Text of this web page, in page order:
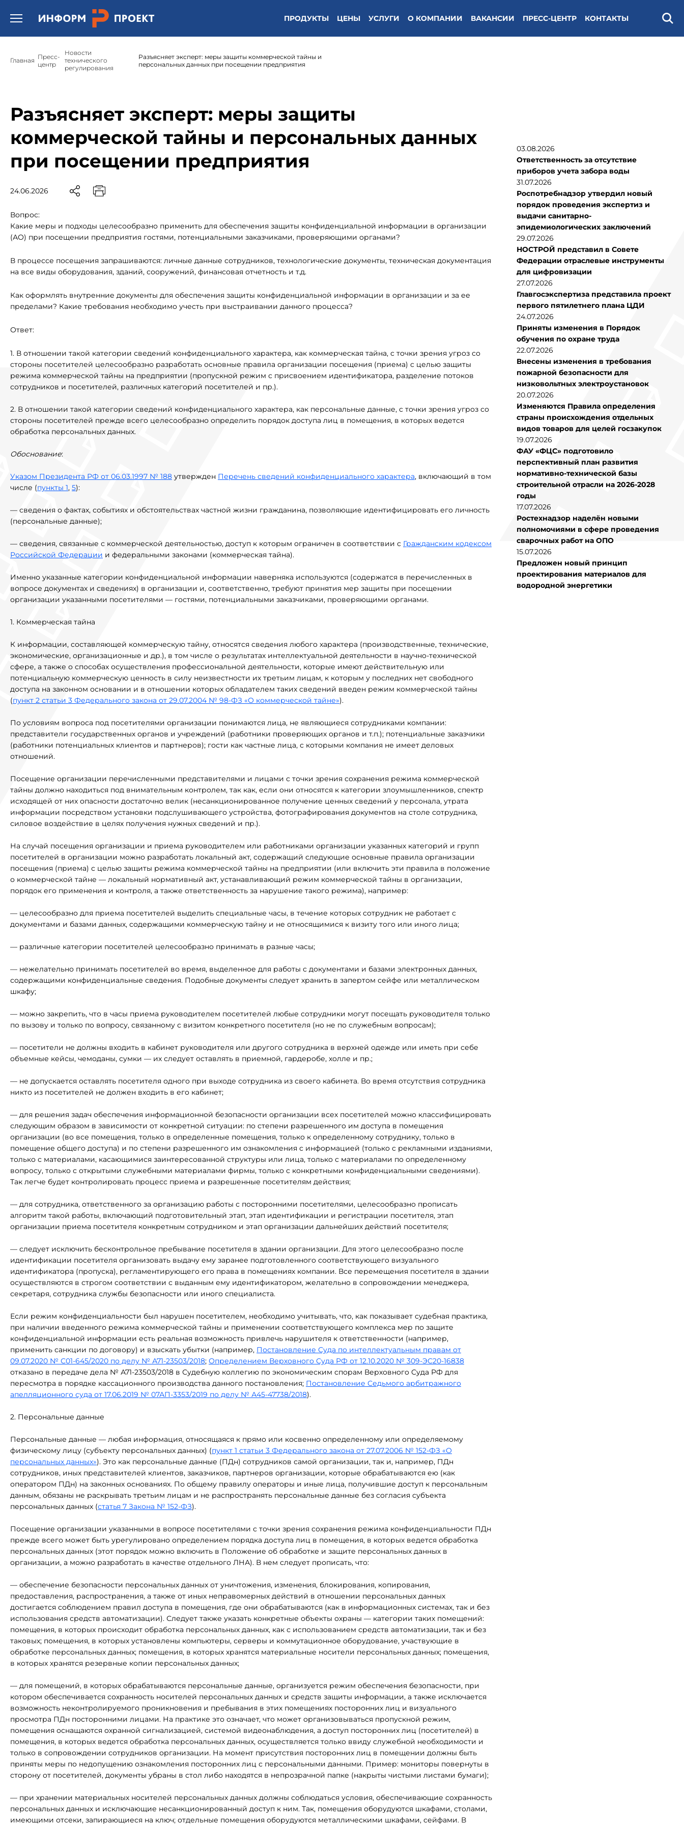
Открыть бургер меню. ПРОДУКТЫ ЦЕНЫ УСЛУГИ О КОМПАНИИ ВАКАНСИИ ПРЕСС-ЦЕНТР КОНТАКТЫ
Главная Пресс-
центр
Новости
технического
регулирования
Разъясняет эксперт: меры защиты коммерческой тайны и
персональных данных при посещении предприятия
Разъясняет эксперт: меры защиты
коммерческой тайны и персональных данных
при посещении предприятия
24.06.2026
Вопрос:
Какие меры и подходы целесообразно применить для обеспечения защиты конфиденциальной информации в организации
(АО) при посещении предприятия гостями, потенциальными заказчиками, проверяющими органами?
В процессе посещения запрашиваются: личные данные сотрудников, технологические документы, техническая документация
на все виды оборудования, зданий, сооружений, финансовая отчетность и т.д.
Как оформлять внутренние документы для обеспечения защиты конфиденциальной информации в организации и за ее
пределами? Какие требования необходимо учесть при выстраивании данного процесса?
Ответ:
1. В отношении такой категории сведений конфиденциального характера, как коммерческая тайна, с точки зрения угроз со
стороны посетителей целесообразно разработать основные правила организации посещения (приема) с целью защиты
режима коммерческой тайны на предприятии (пропускной режим с присвоением идентификатора, разделение потоков
сотрудников и посетителей, различных категорий посетителей и пр.).
2. В отношении такой категории сведений конфиденциального характера, как персональные данные, с точки зрения угроз со
стороны посетителей прежде всего целесообразно определить порядок доступа лиц в помещения, в которых ведется
обработка персональных данных.
Обоснование:
Указом Президента РФ от 06.03.1997 № 188 утвержден Перечень сведений конфиденциального характера, включающий в том
числе (пункты 1, 5):
— сведения о фактах, событиях и обстоятельствах частной жизни гражданина, позволяющие идентифицировать его личность
(персональные данные);
— сведения, связанные с коммерческой деятельностью, доступ к которым ограничен в соответствии с Гражданским кодексом
Российской Федерации и федеральными законами (коммерческая тайна).
Именно указанные категории конфиденциальной информации наверняка используются (содержатся в перечисленных в
вопросе документах и сведениях) в организации и, соответственно, требуют принятия мер защиты при посещении
организации указанными посетителями — гостями, потенциальными заказчиками, проверяющими органами.
1. Коммерческая тайна
К информации, составляющей коммерческую тайну, относятся сведения любого характера (производственные, технические,
экономические, организационные и др.), в том числе о результатах интеллектуальной деятельности в научно-технической
сфере, а также о способах осуществления профессиональной деятельности, которые имеют действительную или
потенциальную коммерческую ценность в силу неизвестности их третьим лицам, к которым у последних нет свободного
доступа на законном основании и в отношении которых обладателем таких сведений введен режим коммерческой тайны
(пункт 2 статьи 3 Федерального закона от 29.07.2004 № 98-ФЗ «О коммерческой тайне»).
По условиям вопроса под посетителями организации понимаются лица, не являющиеся сотрудниками компании:
представители государственных органов и учреждений (работники проверяющих органов и т.п.); потенциальные заказчики
(работники потенциальных клиентов и партнеров); гости как частные лица, с которыми компания не имеет деловых
отношений.
Посещение организации перечисленными представителями и лицами с точки зрения сохранения режима коммерческой
тайны должно находиться под внимательным контролем, так как, если они относятся к категории злоумышленников, спектр
исходящей от них опасности достаточно велик (несанкционированное получение ценных сведений у персонала, утрата
информации посредством установки подслушивающего устройства, фотографирования документов на столе сотрудника,
силовое воздействие в целях получения нужных сведений и пр.).
На случай посещения организации и приема руководителем или работниками организации указанных категорий и групп
посетителей в организации можно разработать локальный акт, содержащий следующие основные правила организации
посещения (приема) с целью защиты режима коммерческой тайны на предприятии (или включить эти правила в положение
о коммерческой тайне — локальный нормативный акт, устанавливающий режим коммерческой тайны в организации,
порядок его применения и контроля, а также ответственность за нарушение такого режима), например:
— целесообразно для приема посетителей выделить специальные часы, в течение которых сотрудник не работает с
документами и базами данных, содержащими коммерческую тайну и не относящимися к визиту того или иного лица;
— различные категории посетителей целесообразно принимать в разные часы;
— нежелательно принимать посетителей во время, выделенное для работы с документами и базами электронных данных,
содержащими конфиденциальные сведения. Подобные документы следует хранить в запертом сейфе или металлическом
шкафу;
— можно закрепить, что в часы приема руководителем посетителей любые сотрудники могут посещать руководителя только
по вызову и только по вопросу, связанному с визитом конкретного посетителя (но не по служебным вопросам);
— посетители не должны входить в кабинет руководителя или другого сотрудника в верхней одежде или иметь при себе
объемные кейсы, чемоданы, сумки — их следует оставлять в приемной, гардеробе, холле и пр.;
— не допускается оставлять посетителя одного при выходе сотрудника из своего кабинета. Во время отсутствия сотрудника
никто из посетителей не должен входить в его кабинет;
— для решения задач обеспечения информационной безопасности организации всех посетителей можно классифицировать
следующим образом в зависимости от конкретной ситуации: по степени разрешенного им доступа в помещения
организации (во все помещения, только в определенные помещения, только к определенному сотруднику, только в
помещение общего доступа) и по степени разрешенного им ознакомления с информацией (только с рекламными изданиями,
только с материалами, касающимися заинтересованной структуры или лица, только с материалами по определенному
вопросу, только с открытыми служебными материалами фирмы, только с конкретными конфиденциальными сведениями).
Так легче будет контролировать процесс приема и разрешенные посетителям действия;
— для сотрудника, ответственного за организацию работы с посторонними посетителями, целесообразно прописать
алгоритм такой работы, включающий подготовительный этап, этап идентификации и регистрации посетителя, этап
организации приема посетителя конкретным сотрудником и этап организации дальнейших действий посетителя;
— следует исключить бесконтрольное пребывание посетителя в здании организации. Для этого целесообразно после
идентификации посетителя организовать выдачу ему заранее подготовленного соответствующего визуального
идентификатора (пропуска), регламентирующего его права в помещениях компании. Все перемещения посетителя в здании
осуществляются в строгом соответствии с выданным ему идентификатором, желательно в сопровождении менеджера,
секретаря, сотрудника службы безопасности или иного специалиста.
Если режим конфиденциальности был нарушен посетителем, необходимо учитывать, что, как показывает судебная практика,
при наличии введенного режима коммерческой тайны и применении соответствующего комплекса мер по защите
конфиденциальной информации есть реальная возможность привлечь нарушителя к ответственности (например,
применить санкции по договору) и взыскать убытки (например, Постановление Суда по интеллектуальным правам от
09.07.2020 № С01-645/2020 по делу № А71-23503/2018; Определением Верховного Суда РФ от 12.10.2020 № 309-ЭС20-16838
отказано в передаче дела № А71-23503/2018 в Судебную коллегию по экономическим спорам Верховного Суда РФ для
пересмотра в порядке кассационного производства данного постановления; Постановление Седьмого арбитражного
апелляционного суда от 17.06.2019 № 07АП-3353/2019 по делу № А45-47738/2018).
2. Персональные данные
Персональные данные — любая информация, относящаяся к прямо или косвенно определенному или определяемому
физическому лицу (субъекту персональных данных) (пункт 1 статьи 3 Федерального закона от 27.07.2006 № 152-ФЗ «О
персональных данных»). Это как персональные данные (ПДн) сотрудников самой организации, так и, например, ПДн
сотрудников, иных представителей клиентов, заказчиков, партнеров организации, которые обрабатываются ею (как
оператором ПДн) на законных основаниях. По общему правилу операторы и иные лица, получившие доступ к персональным
данным, обязаны не раскрывать третьим лицам и не распространять персональные данные без согласия субъекта
персональных данных (статья 7 Закона № 152-ФЗ).
Посещение организации указанными в вопросе посетителями с точки зрения сохранения режима конфиденциальности ПДн
прежде всего может быть урегулировано определением порядка доступа лиц в помещения, в которых ведется обработка
персональных данных (этот порядок можно включить в Положение об обработке и защите персональных данных в
организации, а можно разработать в качестве отдельного ЛНА). В нем следует прописать, что:
— обеспечение безопасности персональных данных от уничтожения, изменения, блокирования, копирования,
предоставления, распространения, а также от иных неправомерных действий в отношении персональных данных
достигается соблюдением правил доступа в помещения, где они обрабатываются (как в информационных системах, так и без
использования средств автоматизации). Следует также указать конкретные объекты охраны — категории таких помещений:
помещения, в которых происходит обработка персональных данных, как с использованием средств автоматизации, так и без
таковых; помещения, в которых установлены компьютеры, серверы и коммутационное оборудование, участвующие в
обработке персональных данных; помещения, в которых хранятся материальные носители персональных данных; помещения,
в которых хранятся резервные копии персональных данных;
— для помещений, в которых обрабатываются персональные данные, организуется режим обеспечения безопасности, при
котором обеспечивается сохранность носителей персональных данных и средств защиты информации, а также исключается
возможность неконтролируемого проникновения и пребывания в этих помещениях посторонних лиц и визуального
просмотра ПДн посторонними лицами. На практике это означает, что может организовываться пропускной режим,
помещения оснащаются охранной сигнализацией, системой видеонаблюдения, а доступ посторонних лиц (посетителей) в
помещения, в которых ведется обработка персональных данных, осуществляется только ввиду служебной необходимости и
только в сопровождении сотрудников организации. На момент присутствия посторонних лиц в помещении должны быть
приняты меры по недопущению ознакомления посторонних лиц с персональными данными. Пример: мониторы повернуты в
сторону от посетителей, документы убраны в стол либо находятся в непрозрачной папке (накрыты чистыми листами бумаги);
— при хранении материальных носителей персональных данных должны соблюдаться условия, обеспечивающие сохранность
персональных данных и исключающие несанкционированный доступ к ним. Так, помещения оборудуются шкафами, столами,
имеющими отсеки, запирающиеся на ключ; отдельные помещения оборудуются металлическими шкафами, сейфами. В
03.08.2026
Ответственность за отсутствие
приборов учета забора воды
31.07.2026
Роспотребнадзор утвердил новый
порядок проведения экспертиз и
выдачи санитарно-
эпидемиологических заключений
29.07.2026
НОСТРОЙ представил в Совете
Федерации отраслевые инструменты
для цифровизации
27.07.2026
Главгосэкспертиза представила проект
первого пятилетнего плана ЦДИ
24.07.2026
Приняты изменения в Порядок
обучения по охране труда
22.07.2026
Внесены изменения в требования
пожарной безопасности для
низковольтных электроустановок
20.07.2026
Изменяются Правила определения
страны происхождения отдельных
видов товаров для целей госзакупок
19.07.2026
ФАУ «ФЦС» подготовило
перспективный план развития
нормативно-технической базы
строительной отрасли на 2026-2028
годы
17.07.2026
Ростехнадзор наделён новыми
полномочиями в сфере проведения
сварочных работ на ОПО
15.07.2026
Предложен новый принцип
проектирования материалов для
водородной энергетики